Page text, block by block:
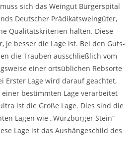
sich das Weingut Bürgerspital
Deutscher Prädikatsweingüter,
Qualitätskriterien halten. Diese
je besser die Lage ist. Bei den Guts-
die Trauben ausschließlich vom
einer ortsüblichen Rebsorte
Erster Lage wird darauf geachtet,
bestimmten Lage verarbeitet
ist die Große Lage. Dies sind die
Lagen wie „Würzburger Stein“
Lage ist das Aushängeschild des